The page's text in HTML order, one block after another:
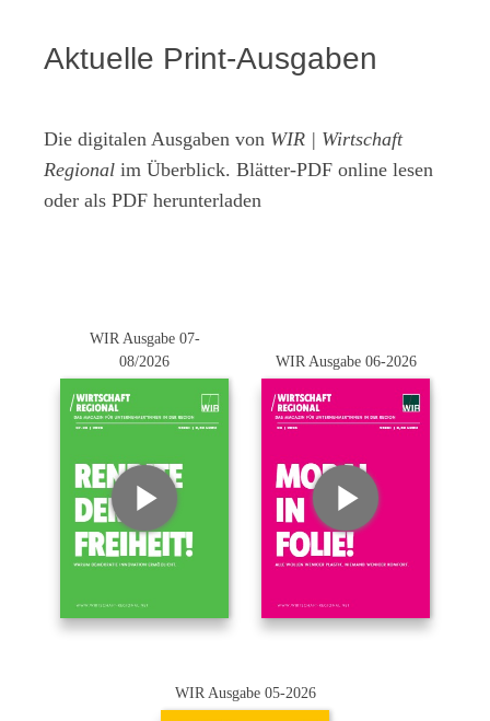
Aktuelle Print-Ausgaben
Die digitalen Ausgaben von WIR | Wirtschaft
Regional im Überblick. Blätter-PDF online lesen
oder als PDF herunterladen
WIR Ausgabe 07-
08/2026
WIR Ausgabe 06-2026
WIR Ausgabe 05-2026